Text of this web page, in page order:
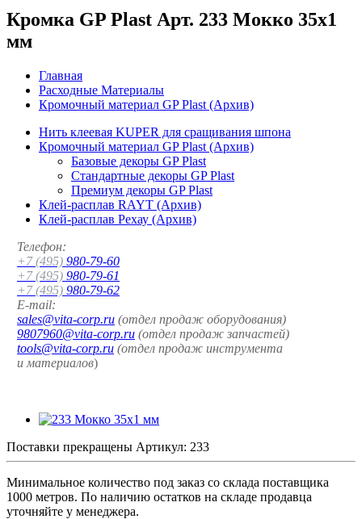
Кромка GP Plast Арт. 233 Мокко 35x1
мм
Главная
Расходные Материалы
Кромочный материал GP Plast (Архив)
Нить клеевая KUPER для сращивания шпона
Кромочный материал GP Plast (Архив)
Базовые декоры GP Plast
Стандартные декоры GP Plast
Премиум декоры GP Plast
Клей-расплав RAYT (Архив)
Клей-расплав Рехау (Архив)
Телефон:
+7 (495) 980-79-60
+7 (495) 980-79-61
+7 (495) 980-79-62
E-mail:
sales@vita-corp.ru (отдел продаж оборудования)
9807960@vita-corp.ru (отдел продаж запчастей)
tools@vita-corp.ru (отдел продаж инструмента
и материалов)
Поставки прекращены Артикул: 233
Минимальное количество под заказ со склада поставщика
1000 метров. По наличию остатков на складе продавца
уточняйте у менеджера.